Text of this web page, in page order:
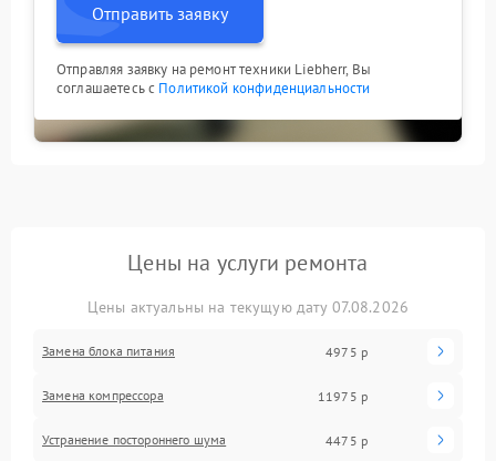
Отправить заявку
Отправляя заявку на ремонт техники Liebherr, Вы
соглашаетесь с Политикой конфиденциальности
Цены на услуги ремонта
Цены актуальны на текущую дату 07.08.2026
Замена блока питания 4975 р
Замена компрессора 11975 р
Устранение постороннего шума 4475 р